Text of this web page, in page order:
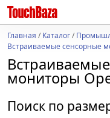
Главная /Каталог/
Встраиваемые сенсорные
мониторы
Поиск по